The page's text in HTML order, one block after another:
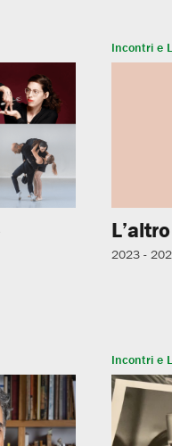
Incontri e
2023 -
Incontri e